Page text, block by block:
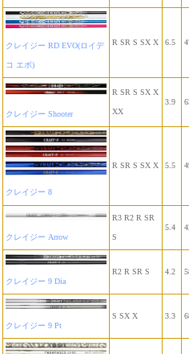
クレイジー RD EVO(ロイデ
コ エボ)
R SR S SX X 6.5
クレイジー Shooter
R SR S SX X
XX
3.9
クレイジー 8
R SR S SX X 5.5
クレイジー Arrow
R3 R2 R SR
S
5.4
クレイジー 9 Dia
R2 R SR S 4.2
クレイジー 9 Pt
S SX X 3.3